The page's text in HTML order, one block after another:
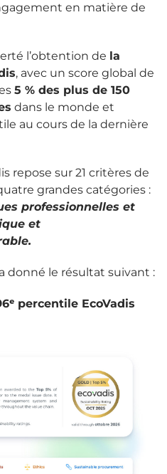
en matière de
l’obtention de la
, avec un score global de
5 % des plus de 150
dans le monde et
au cours de la dernière
repose sur 21 critères de
grandes catégories :
professionnelles et
et
donné le résultat suivant :
percentile EcoVadis